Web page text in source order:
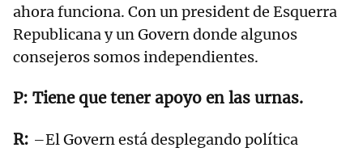
ahora funciona. Con un president de Esquerra
Republicana y un Govern donde algunos
consejeros somos independientes.
Tiene que tener apoyo en las urnas.
–El Govern está desplegando política